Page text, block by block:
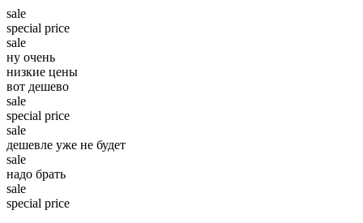
sale
special price
sale
ну очень
низкие цены
вот дешево
sale
special price
sale
дешевле уже не будет
sale
надо брать
sale
special price